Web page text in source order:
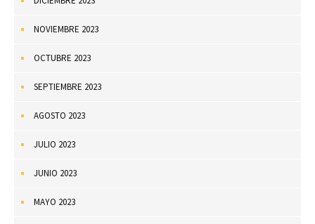
NOVIEMBRE 2023
OCTUBRE 2023
SEPTIEMBRE 2023
AGOSTO 2023
JULIO 2023
JUNIO 2023
MAYO 2023